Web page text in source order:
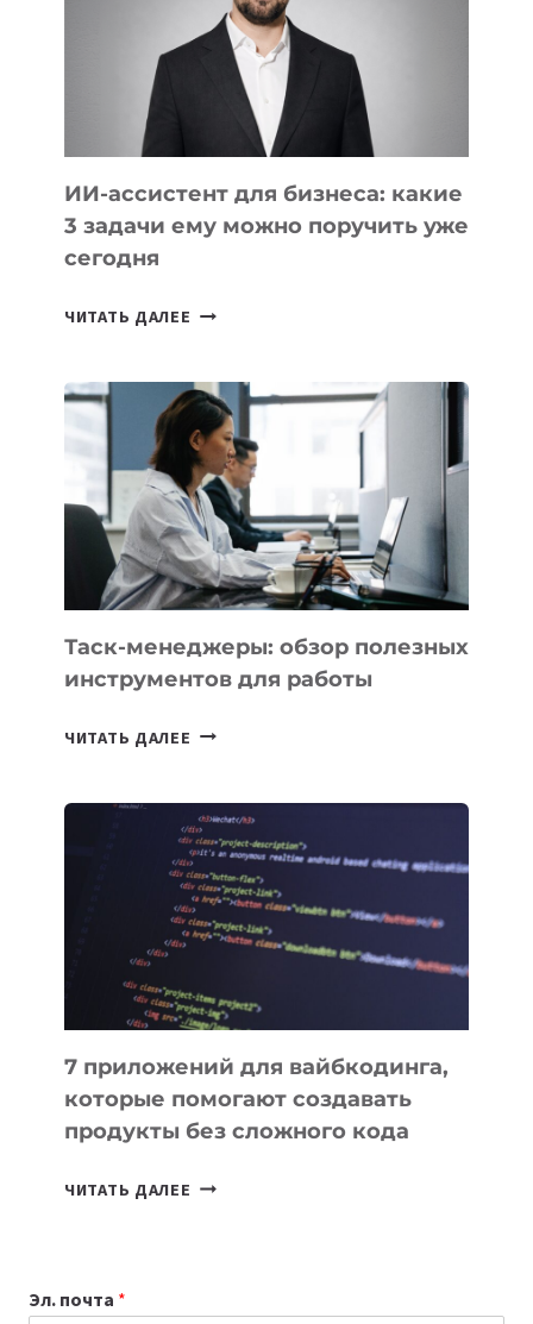
ТЕХНОЛОГИЧЕСКОЕ
ОБРАЗОВАНИЕ
ТАДЖИКИСТАНА
ИИ-ассистент для бизнеса: какие
3 задачи ему можно поручить уже
сегодня
ЧИТАТЬ ДАЛЕЕ ИИ-
БИЗНЕСА:
КАКИЕ
3
ЗАДАЧИ
ЕМУ
МОЖНО
ПОРУЧИТЬ
УЖЕ
Таск-менеджеры: обзор полезных
инструментов для работы
ЧИТАТЬ ДАЛЕЕ ТАСК-
ПОЛЕЗНЫХ
ИНСТРУМЕНТОВ
ДЛЯ
РАБОТЫ
7 приложений для вайбкодинга,
которые помогают создавать
продукты без сложного кода
ЧИТАТЬ ДАЛЕЕ 7
Эл. почта *